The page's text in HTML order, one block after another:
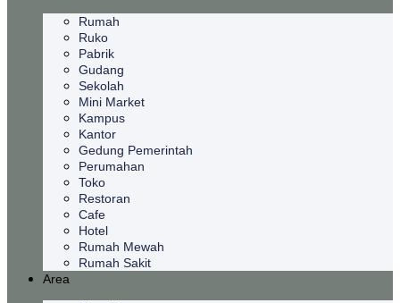
Rumah
Ruko
Pabrik
Gudang
Sekolah
Mini Market
Kampus
Kantor
Gedung Pemerintah
Perumahan
Toko
Restoran
Cafe
Hotel
Rumah Mewah
Rumah Sakit
Area